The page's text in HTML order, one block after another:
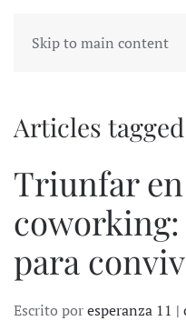
Skip to main content
Articles
Triunfar
coworking:
para
Escrito poresperanza 11